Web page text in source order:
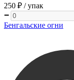
250 ₽ / упак
Бенгальские огни